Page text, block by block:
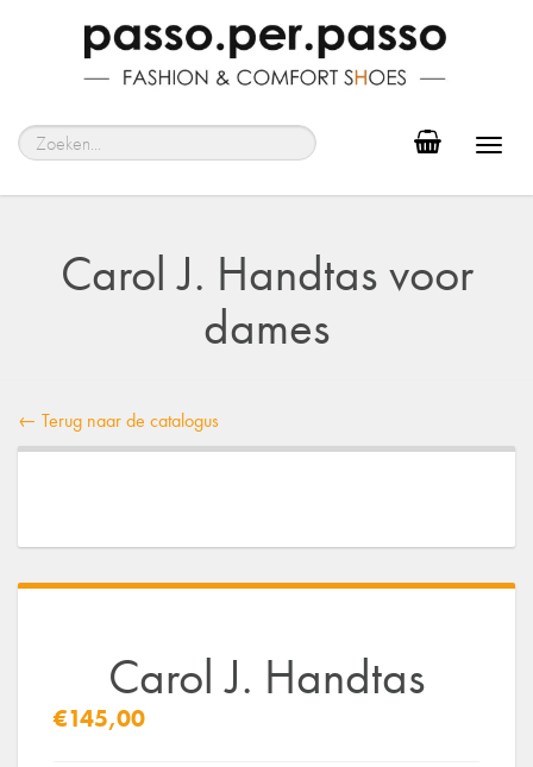
Carol J. Handtas voor
dames
← Terug naar de catalogus
Carol J. Handtas
€145,00